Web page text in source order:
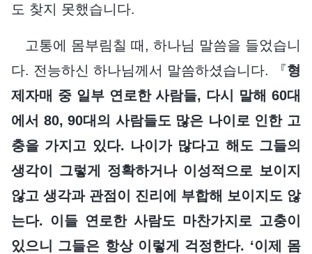
도 찾지 못했습니다.
고통에 몸부림칠 때, 하나님 말씀을 들었습니
다. 전능하신 하나님께서 말씀하셨습니다. 『형
제자매 중 일부 연로한 사람들, 다시 말해 60대
에서 80, 90대의 사람들도 많은 나이로 인한 고
충을 가지고 있다. 나이가 많다고 해도 그들의
생각이 그렇게 정확하거나 이성적으로 보이지
않고 생각과 관점이 진리에 부합해 보이지도 않
는다. 이들 연로한 사람도 마찬가지로 고충이
있으니 그들은 항상 이렇게 걱정한다. ‘이제 몸